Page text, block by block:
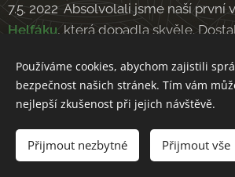
7.5. 2022 Absolvolali jsme naší první
Helfáku, která dopadla skvěle.
Používáme cookies, abychom zajistili
bezpečnost našich stránek. Tím vám
nejlepší zkušenost při jejich návštěvě.
Přijmout nezbytné Přijmout vše